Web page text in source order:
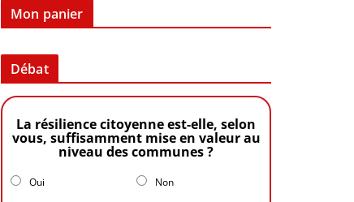
Mon panier
Débat
La résilience citoyenne est-elle, selon
vous, suffisamment mise en valeur au
niveau des communes ?
Oui Non